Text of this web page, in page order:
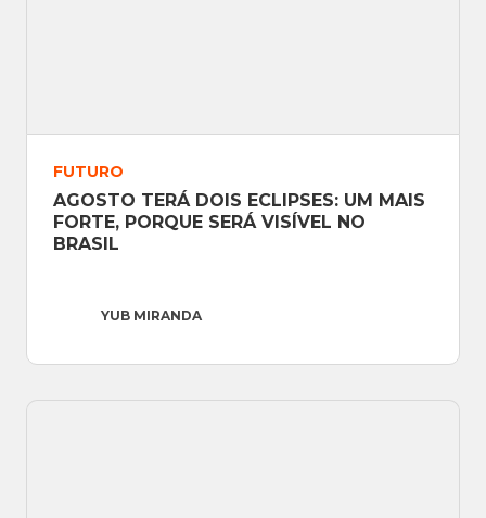
FUTURO
AGOSTO TERÁ DOIS ECLIPSES: UM MAIS
FORTE, PORQUE SERÁ VISÍVEL NO
BRASIL
YUB MIRANDA